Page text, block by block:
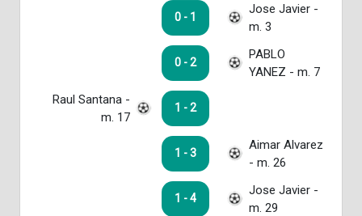
0 - 1
Jose Javier -
m. 3
0 - 2
PABLO
YANEZ - m. 7
Raul Santana -
m. 17
1 - 2
1 - 3
Aimar Alvarez
- m. 26
1 - 4
Jose Javier -
m. 29